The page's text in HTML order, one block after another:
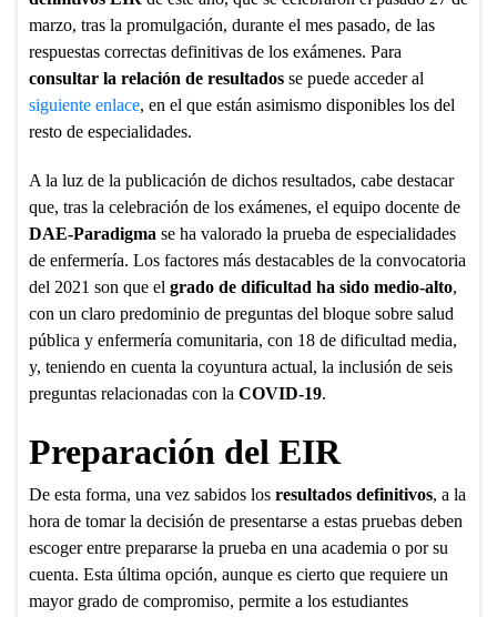
marzo, tras la promulgación, durante el mes pasado, de las
respuestas correctas definitivas de los exámenes. Para
consultar la relación de resultadosse puede acceder al
siguiente enlace, en el que están asimismo disponibles los del
resto de especialidades.
A la luz de la publicación de dichos resultados, cabe destacar
que, tras la celebración de los exámenes, el equipo docente de
DAE-Paradigma se ha valorado la prueba de especialidades
de enfermería. Los factores más destacables de la convocatoria
del 2021 son que el grado de dificultad ha sido medio-alto,
con un claro predominio de preguntas del bloque sobre salud
pública y enfermería comunitaria, con 18 de dificultad media,
y, teniendo en cuenta la coyuntura actual, la inclusión de seis
preguntas relacionadas con la COVID-19.
Preparación del EIR
De esta forma, una vez sabidos los resultados definitivos, a la
hora de tomar la decisión de presentarse a estas pruebas deben
escoger entre prepararse la prueba en una academia o por su
cuenta. Esta última opción, aunque es cierto que requiere un
mayor grado de compromiso, permite a los estudiantes